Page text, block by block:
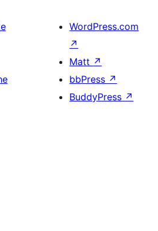
WordPress.com
↗
Matt ↗
bbPress ↗
BuddyPress ↗